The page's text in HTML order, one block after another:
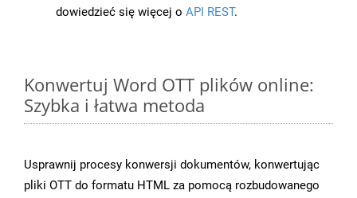
dowiedzieć się więcej o API REST.
Konwertuj Word OTT plików online:
Szybka i łatwa metoda
Usprawnij procesy konwersji dokumentów, konwertując
pliki OTT do formatu HTML za pomocą rozbudowanego